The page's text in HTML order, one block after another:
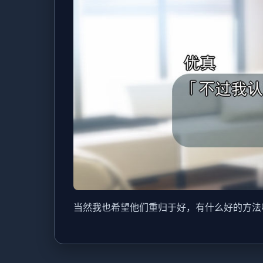
当然我也希望他们重归于好，有什么好的方